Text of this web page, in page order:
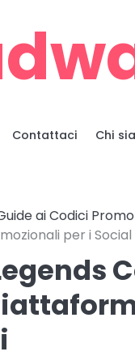
Contattaci Chi
ai Codici
per i